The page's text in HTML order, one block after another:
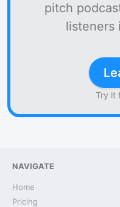
pitch
listeners
Try it
NAVIGATE
Home
Pricing